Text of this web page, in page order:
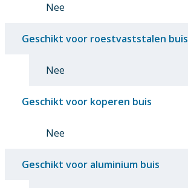
Nee
Geschikt voor roestvaststalen buis
Nee
Geschikt voor koperen buis
Nee
Geschikt voor aluminium buis